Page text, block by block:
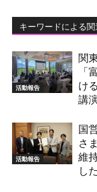
キーワードによる
活動報告
関
「
け
講
活動報告
国
さ
維
した